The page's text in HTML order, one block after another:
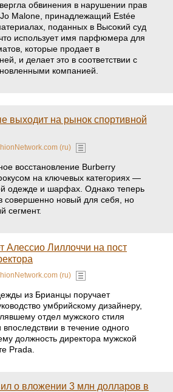
обвинения в нарушении прав
Malone, принадлежащий Estée
поданных в Высокий суд
использует имя парфюмера для
которые продает в
и делает это в соответствии с
компанией.
выходит на рынок спортивной
(ru)
восстановление Burberry
на ключевых категориях —
одежде и шарфах. Однако теперь
совершенно новый для себя, но
сегмент.
Алессио Лиллоччи на пост
(ru)
из Брианцы поручает
умбрийскому дизайнеру,
отдел мужского стиля
в течение одного
должность директора мужской
Prada.
о вложении 3 млн долларов в